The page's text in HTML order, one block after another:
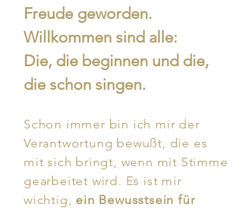
Freude geworden.
Willkommen sind alle:
Die, die beginnen und die,
die schon singen.
Schon immer bin ich mir der
Verantwortung bewußt, die es
mit sich bringt, wenn mit Stimme
gearbeitet wird. Es ist mir
wichtig, ein Bewusstsein für